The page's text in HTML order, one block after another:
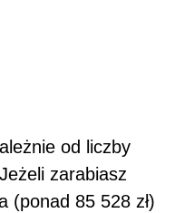
od liczby
zarabiasz
(ponad 85 528 zł)